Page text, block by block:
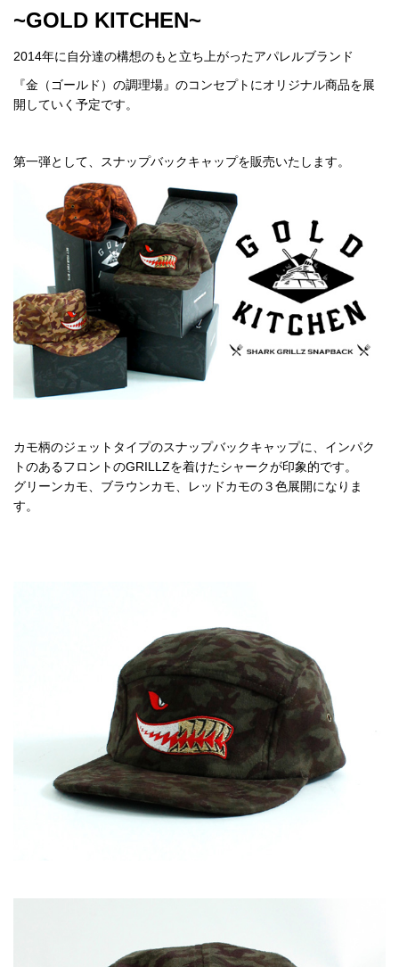
~GOLD KITCHEN~
2014年に自分達の構想のもと立ち上がったアパレルブランド
『金（ゴールド）の調理場』のコンセプトにオリジナル商品を展
開していく予定です。
第一弾として、スナップバックキャップを販売いたします。
カモ柄のジェットタイプのスナップバックキャップに、インパク
トのあるフロントのGRILLZを着けたシャークが印象的です。
グリーンカモ、ブラウンカモ、レッドカモの３色展開になりま
す。